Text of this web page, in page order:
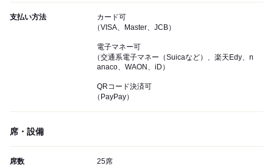
支払い方法
カード可
（VISA、Master、JCB）
電子マネー可
（交通系電子マネー（Suicaなど）、楽天Edy、n
anaco、WAON、iD）
QRコード決済可
（PayPay）
席・設備
席数 25席